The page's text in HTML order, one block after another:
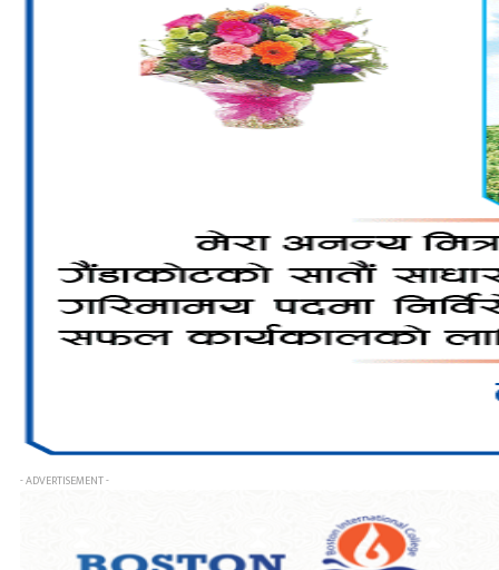
- ADVERTISEMENT -